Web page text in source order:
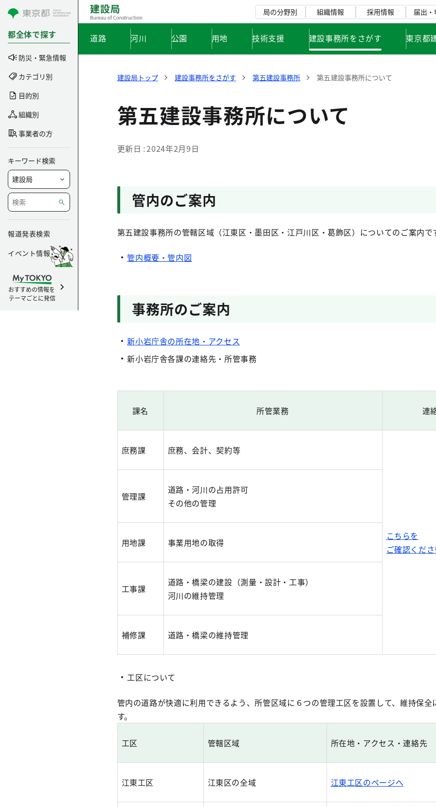
コンテンツにスキップ
都全体で探す
防災・緊急情報
カテゴリ別
目的別
組織別
事業者の方
キーワード検索
報道発表検索
イベント情報
おすすめの情報を
テーマごとに発信
局の分野別 組織情報 採用情報 届出
道路 河川 公園 用地 技術支援 建設事務所をさがす 東京都
建設局トップ 建設事務所をさがす 第五建設事務所 第五建設事務所について
第五建設事務所について
更新日 2024年2月9日
管内のご案内
第五建設事務所の管轄区域（江東区・墨田区・江戸川区・葛飾区）についてのご案内で
管内概要・管内図
事務所のご案内
新小岩庁舎の所在地・アクセス
新小岩庁舎各課の連絡先・所管事務
課名 所管業務 連
庶務課 庶務、会計、契約等
こちらを
ご確認くだ
管理課
道路・河川の占用許可
その他の管理
用地課 事業用地の取得
工事課
道路・橋梁の建設（測量・設計・工事）
河川の維持管理
補修課 道路・橋梁の維持管理
工区について
管内の道路が快適に利用できるよう、所管区域に６つの管理工区を設置して、維持保全
す。
工区 管轄区域 所在地・アクセス・連絡先
江東工区 江東区の全域 江東工区のページへ